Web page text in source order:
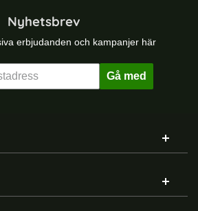
Nyhetsbrev
erbjudanden och kampanjer här
Gå med
info och länkar